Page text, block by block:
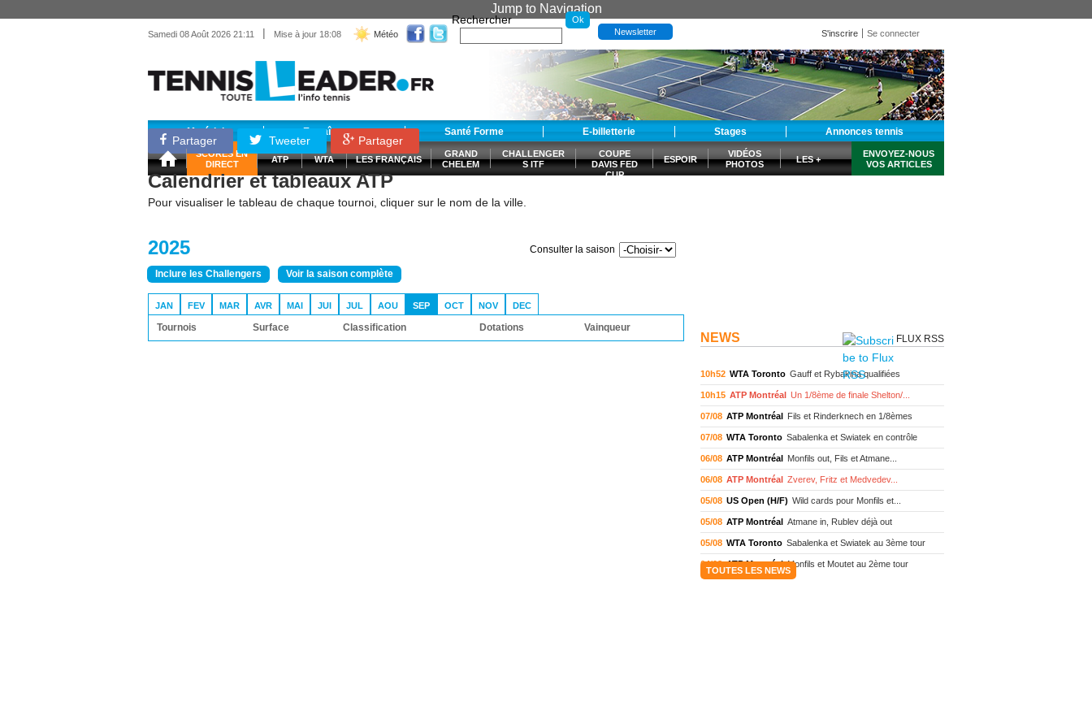
Jump to Navigation
Samedi 08 Août 2026 21:11 | Mise à jour 18:08 Météo
Rechercher
Newsletter S'inscrire Se connecter
Matériel Entraînement Santé Forme E-billetterie Stages Annonces tennis
SCORES EN
DIRECT
ATP WTA LES FRANÇAIS
GRAND
CHELEM
CHALLENGER
S ITF
COUPE
DAVIS FED
CUP
ESPOIR
VIDÉOS
PHOTOS
LES +
ENVOYEZ-NOUS
VOS ARTICLES
Partager Tweeter Partager
Calendrier et tableaux ATP
Pour visualiser le tableau de chaque tournoi, cliquer sur le nom de la ville.
2025
Inclure les Challengers Voir la saison complète
Consulter la saison
JAN FEV MAR AVR MAI JUI JUL AOU SEP OCT NOV DEC
Tournois Surface Classification Dotations Vainqueur
NEWS FLUX RSS
10h52 WTA Toronto Gauff et Rybakina qualifiées
10h15 ATP Montréal Un 1/8ème de finale Shelton/...
07/08 ATP Montréal Fils et Rinderknech en 1/8èmes
07/08 WTA Toronto Sabalenka et Swiatek en contrôle
06/08 ATP Montréal Monfils out, Fils et Atmane...
06/08 ATP Montréal Zverev, Fritz et Medvedev...
05/08 US Open (H/F) Wild cards pour Monfils et...
05/08 ATP Montréal Atmane in, Rublev déjà out
05/08 WTA Toronto Sabalenka et Swiatek au 3ème tour
04/08 ATP Montréal Monfils et Moutet au 2ème tour
TOUTES LES NEWS